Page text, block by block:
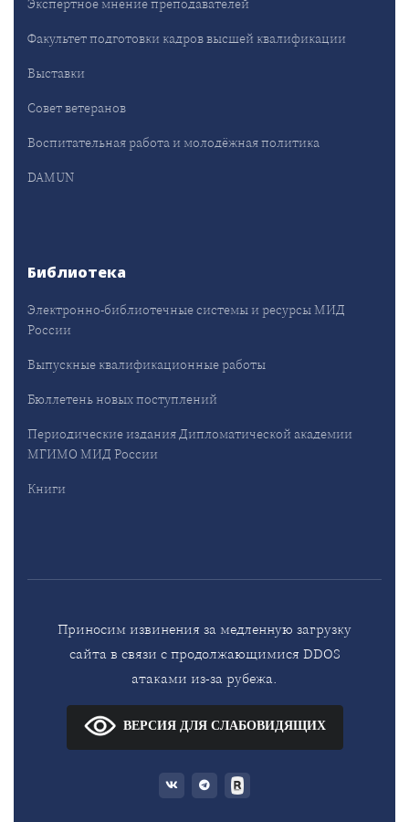
Факультет подготовки кадров высшей квалификации
Выставки
Совет ветеранов
Воспитательная работа и молодёжная политика
DAMUN
Библиотека
Электронно-библиотечные системы и ресурсы МИД
России
Выпускные квалификационные работы
Бюллетень новых поступлений
Периодические издания Дипломатической академии
МГИМО МИД России
Книги
Приносим извинения за медленную загрузку
сайта в связи с продолжающимися DDOS
атаками из-за рубежа.
ВЕРСИЯ ДЛЯ СЛАБОВИДЯЩИХ